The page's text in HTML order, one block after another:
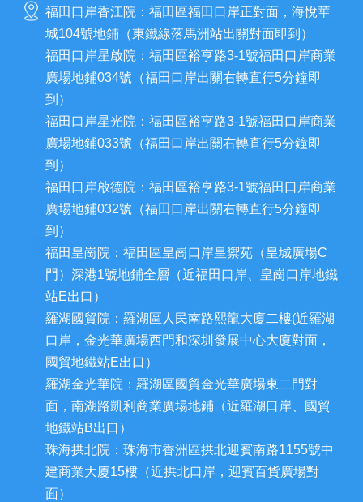
福田口岸香江院：福田區福田口岸正對面，海悅華
城104號地鋪（東鐵線落馬洲站出關對面即到）
福田口岸星啟院：福田區裕亨路3-1號福田口岸商業
廣場地鋪034號（福田口岸出關右轉直行5分鐘即
到）
福田口岸星光院：福田區裕亨路3-1號福田口岸商業
廣場地鋪033號（福田口岸出關右轉直行5分鐘即
到）
福田口岸啟德院：福田區裕亨路3-1號福田口岸商業
廣場地鋪032號（福田口岸出關右轉直行5分鐘即
到）
福田皇崗院：福田區皇崗口岸皇禦苑（皇城廣場C
門）深港1號地鋪全層（近福田口岸、皇崗口岸地鐵
站E出口）
羅湖國貿院：羅湖區人民南路熙龍大廈二樓(近羅湖
口岸，金光華廣場西門和深圳發展中心大廈對面，
國貿地鐵站E出口）
羅湖金光華院：羅湖區國貿金光華廣場東二門對
面，南湖路凱利商業廣場地鋪（近羅湖口岸、國貿
地鐵站B出口）
珠海拱北院：珠海市香洲區拱北迎賓南路1155號中
建商業大廈15樓（近拱北口岸，迎賓百貨廣場對
面）